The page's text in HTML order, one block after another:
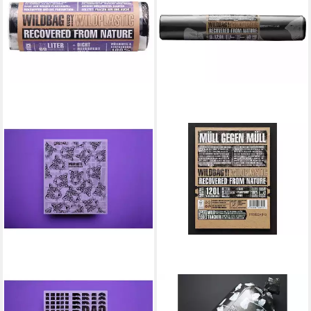
Müllbeutel Wildplastic
Müllbeutel Wildplastic